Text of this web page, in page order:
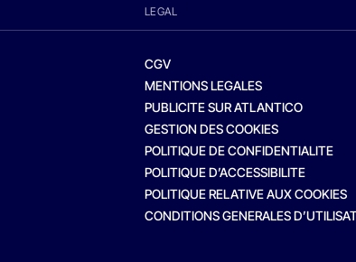
LEGAL
CGV
MENTIONS LEGALES
PUBLICITE SUR ATLANTICO
GESTION DES COOKIES
POLITIQUE DE CONFIDENTIALITE
POLITIQUE D’ACCESSIBILITE
POLITIQUE RELATIVE AUX COOKIES
CONDITIONS GENERALES